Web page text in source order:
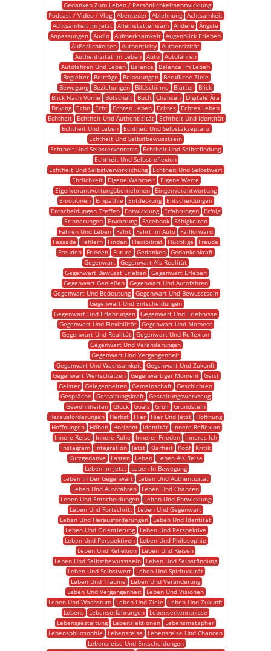
Gedanken Zum Leben / Persönlichkeitsentwicklung
Podcast / Video / Vlog Abenteuer Ablehnung Achtsamkeit
Achtsamkeit Im Jetzt Alleinstatteinsam Andere
Ängste
Anpassungen Audio Aufmerksamkeit Augenblick Erleben
Äußerlichkeiten Authenticity Authentizität
Authentizität Im Leben
Auto
Autofahren
Autofahren Und Leben
Balance
Balance Im Leben
Begleiter
Beiträge Belastungen
Berufliche Ziele
Bewegung
Beziehungen Bildschirme Blätter
Blick
Blick Nach Vorne
Botschaft Buch Chancen
Digitale Ära
Driving
Echo Echt Echten Leben Echtes
Echtes Leben
Echtheit
Echtheit Und Authentizität
Echtheit Und Identität
Echtheit Und Leben
Echtheit Und Selbstakzeptanz
Echtheit Und Selbstbewusstsein
Echtheit Und Selbsterkenntnis
Echtheit Und Selbstfindung
Echtheit Und Selbstreflexion
Echtheit Und Selbstverwirklichung
Echtheit Und Selbstwert
Ehrlichkeit
Eigene Wahrheit
Eigene Werte
Eigenverantwortungübernehmen
Eingenverantwortung
Emotionen
Empathie Entdeckung
Entscheidungen
Entscheidungen Treffen
Entwicklung Erfahrungen
Erfolg
Erinnerungen
Erwartung Facebook
Fähigkeiten
Fahren Und Leben
Fährt Fahrt Im Auto
Failforward
Fassade
Fehlern Finden Flexibilität Flüchtige
Freude
Freuden
Frieden Future Gedanken Gedankenkraft
Gegenwart Gegenwart Als Realität
Gegenwart Bewusst Erleben
Gegenwart Erleben
Gegenwart Genießen
Gegenwart Und Autofahren
Gegenwart Und Bedeutung
Gegenwart Und Bewusstsein
Gegenwart Und Entscheidungen
Gegenwart Und Erfahrungen Gegenwart Und Erlebnisse
Gegenwart Und Flexibilität
Gegenwart Und Moment
Gegenwart Und Realität Gegenwart Und Reflexion
Gegenwart Und Veränderungen
Gegenwart Und Vergangenheit
Gegenwart Und Wachsamkeit Gegenwart Und Zukunft
Gegenwart Wertschätzen
Gegenwärtiger Moment
Geist
Geister Gelegenheiten Gemeinschaft Geschichten
Gespräche
Gestaltungskraft Gestaltungswerkzeug
Gewohnheiten
Glück Goals Groll
Grundstein
Herausforderungen
Herbst Hier Hier Und Jetzt
Hoffnung
Hoffnungen
Höhen Horizont Identität
Innere Reflexion
Innere Reise
Innere Ruhe Innerer Frieden
Inneres Ich
Instagram
Integration Jetzt Klarheit Kopf
Kritik
Kurzgedanke
Lasten Leben
Leben Als Reise
Leben Im Jetzt
Leben In Bewegung
Leben In Der Gegenwart
Leben Und Authentizität
Leben Und Autofahren
Leben Und Chancen
Leben Und Entscheidungen
Leben Und Entwicklung
Leben Und Fortschritt
Leben Und Gegenwart
Leben Und Herausforderungen
Leben Und Identität
Leben Und Orientierung
Leben Und Perspektive
Leben Und Perspektiven
Leben Und Philosophie
Leben Und Reflexion
Leben Und Reisen
Leben Und Selbstbewusstsein
Leben Und Selbstfindung
Leben Und Selbstwert
Leben Und Spiritualität
Leben Und Träume
Leben Und Veränderung
Leben Und Vergangenheit
Leben Und Visionen
Leben Und Wachstum
Leben Und Ziele
Leben Und Zukunft
Lebens
Lebenserfahrungen
Lebenserkenntnisse
Lebensgestaltung
Lebenslektionen
Lebensmetapher
Lebensphilosophie
Lebensreise
Lebensreise Und Chancen
Lebensreise Und Entscheidungen